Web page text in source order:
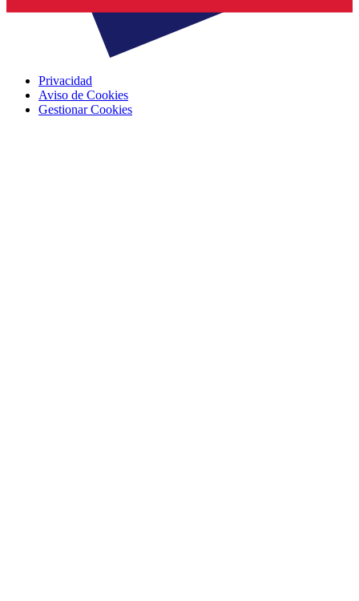
Privacidad
Aviso de Cookies
Gestionar Cookies